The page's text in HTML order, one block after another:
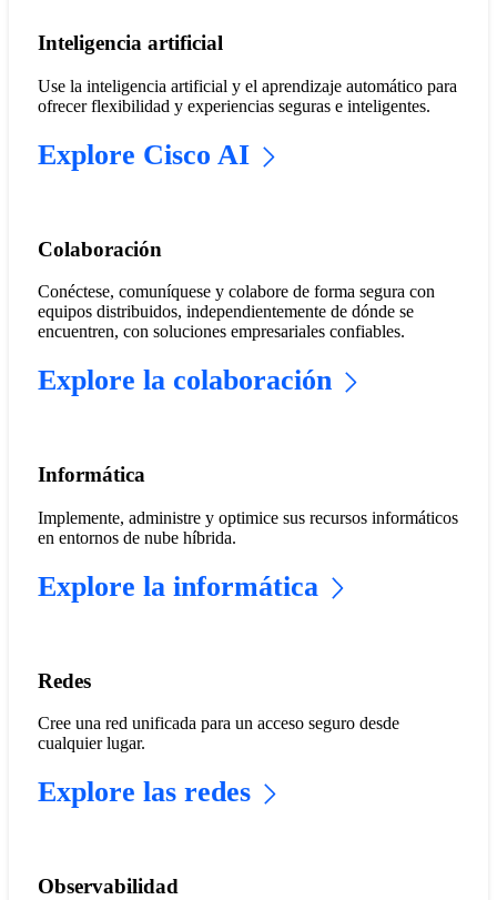
Inteligencia artificial
Use la inteligencia artificial y el aprendizaje automático para
ofrecer flexibilidad y experiencias seguras e inteligentes.
Explore Cisco AI
Colaboración
Conéctese, comuníquese y colabore de forma segura con
equipos distribuidos, independientemente de dónde se
encuentren, con soluciones empresariales confiables.
Explore la colaboración
Informática
Implemente, administre y optimice sus recursos informáticos
en entornos de nube híbrida.
Explore la informática
Redes
Cree una red unificada para un acceso seguro desde
cualquier lugar.
Explore las redes
Observabilidad